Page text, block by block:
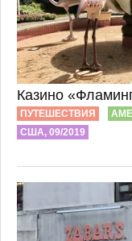
Казино
ПУТЕШЕСТВИЯ
США, 09/2019